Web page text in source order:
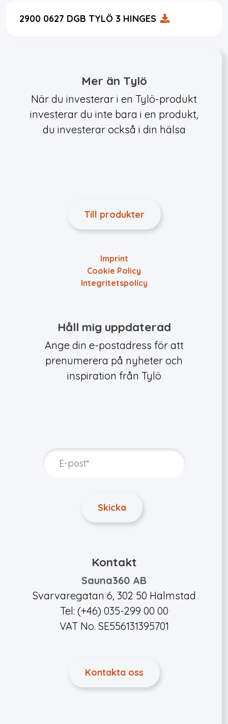
2900 0627 DGB TYLÖ 3 HINGES
Mer än Tylö
När du investerar i en Tylö-produkt
investerar du inte bara i en produkt,
du investerar också i din hälsa
Till produkter
Imprint
Cookie Policy
Integritets­policy
Håll mig uppdaterad
Ange din e-postadress för att
prenumerera på nyheter och
inspiration från Tylö
Kontakt
Sauna360 AB
Svarvaregatan 6, 302 50 Halmstad
Tel: (+46) 035-299 00 00
VAT No. SE556131395701
Kontakta oss